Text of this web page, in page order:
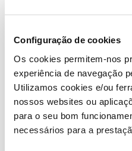
Configuração de cookies
Os cookies permitem-nos
experiência de navegação
Utilizamos cookies e/ou
nossos websites ou
para o seu bom
necessários para a
Descubra as